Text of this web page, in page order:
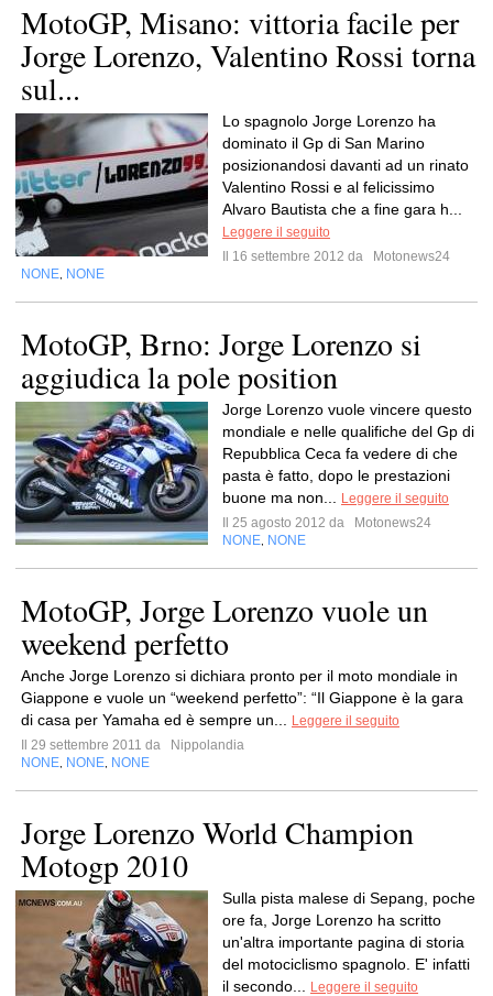
MotoGP, Misano: vittoria facile per
Jorge Lorenzo, Valentino Rossi torna
sul...
Lo spagnolo Jorge Lorenzo ha
dominato il Gp di San Marino
posizionandosi davanti ad un rinato
Valentino Rossi e al felicissimo
Alvaro Bautista che a fine gara h...
Leggere il seguito
Il 16 settembre 2012 da
Motonews24
NONE NONE
MotoGP, Brno: Jorge Lorenzo si
aggiudica la pole position
Jorge Lorenzo vuole vincere questo
mondiale e nelle qualifiche del Gp di
Repubblica Ceca fa vedere di che
pasta è fatto, dopo le prestazioni
buone ma non...
Leggere il seguito
Il 25 agosto 2012 da
Motonews24
NONE NONE
MotoGP, Jorge Lorenzo vuole un
weekend perfetto
Anche Jorge Lorenzo si dichiara pronto per il moto mondiale in
Giappone e vuole un “weekend perfetto”: “Il Giappone è la gara
di casa per Yamaha ed è sempre un...
Leggere il seguito
Il 29 settembre 2011 da
Nippolandia
NONE NONE NONE
Jorge Lorenzo World Champion
Motogp 2010
Sulla pista malese di Sepang, poche
ore fa, Jorge Lorenzo ha scritto
un'altra importante pagina di storia
del motociclismo spagnolo. E' infatti
il secondo...
Leggere il seguito